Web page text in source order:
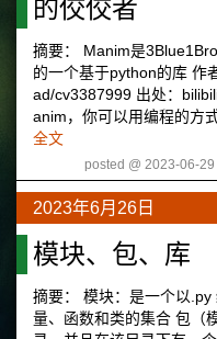
的佼佼者
摘要： Manim是
的一个基于python的库 作
ad/cv3387999 出处：
anim，你可以用编程的方
全文
posted @ 2023-06-
2023年6月26日
模块、包、库
摘要： 模块：是一个以
量、函数和类的集合 包（